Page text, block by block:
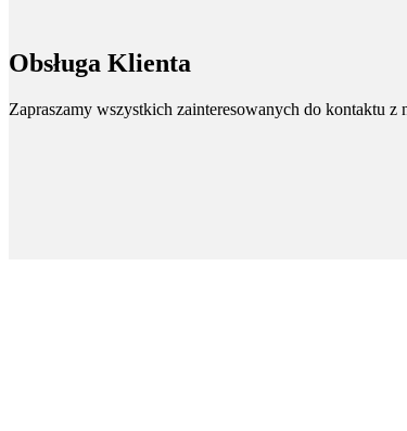
Obsługa Klienta
Zapraszamy wszystkich zainteresowanych do kontaktu